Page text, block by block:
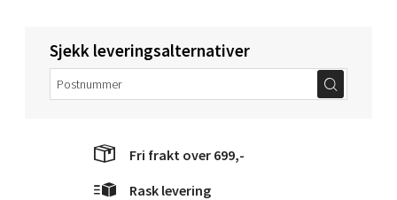
Sjekk leveringsalternativer
Fri frakt over 699,-
Rask levering
Torget 1, 6413 Molde
Åpent i dag 10-20
0 i butikk